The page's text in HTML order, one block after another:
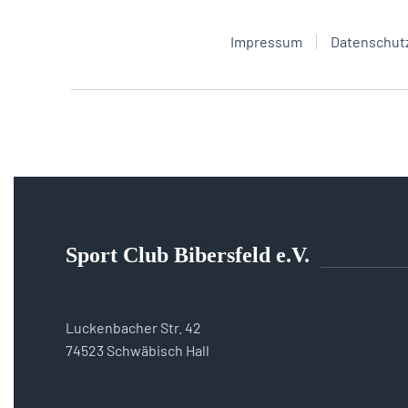
Impressum
Sport Club Bibersfeld e.V.
Luckenbacher Str. 42
74523 Schwäbisch Hall